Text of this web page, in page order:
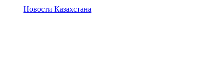
Новости Казахстана